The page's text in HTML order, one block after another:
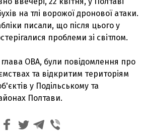
на тлі ворожої дронової атаки.
писали, що після цього у
проблеми зі світлом.
глава ОВА, були повідомлення про
та відкритим територіям
у Подільському та
Полтави.